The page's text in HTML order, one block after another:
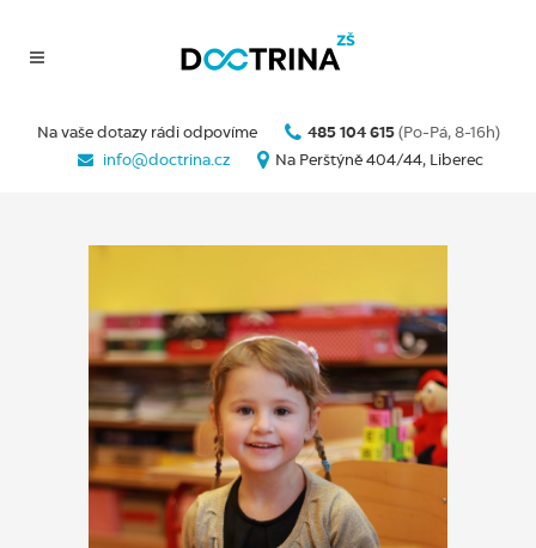
Na vaše dotazy rádi odpovíme 485 104 615 (Po-Pá, 8-16h)
info@doctrina.cz
Na Perštýně 404/44, Liberec